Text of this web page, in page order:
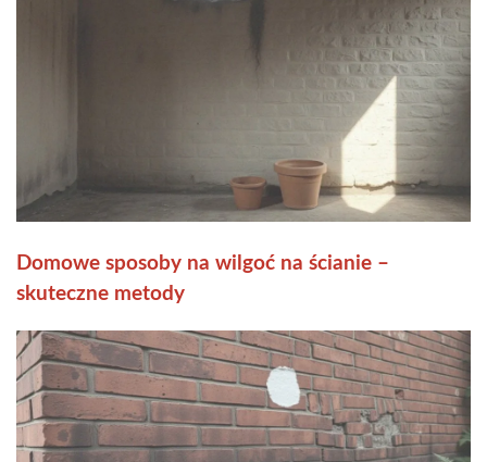
Domowe sposoby na wilgoć na ścianie –
skuteczne metody